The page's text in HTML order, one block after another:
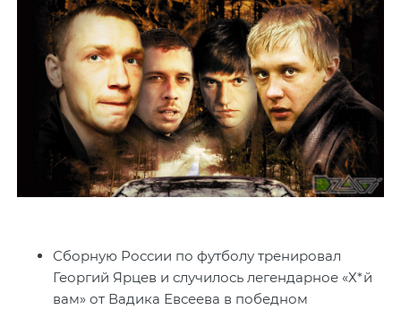
Сборную России по футболу тренировал
Георгий Ярцев и случилось легендарное «Х*й
вам» от Вадика Евсеева в победном